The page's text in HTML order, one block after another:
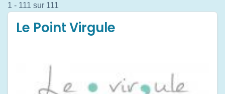
1 - 111 sur 111
Le Point Virgule